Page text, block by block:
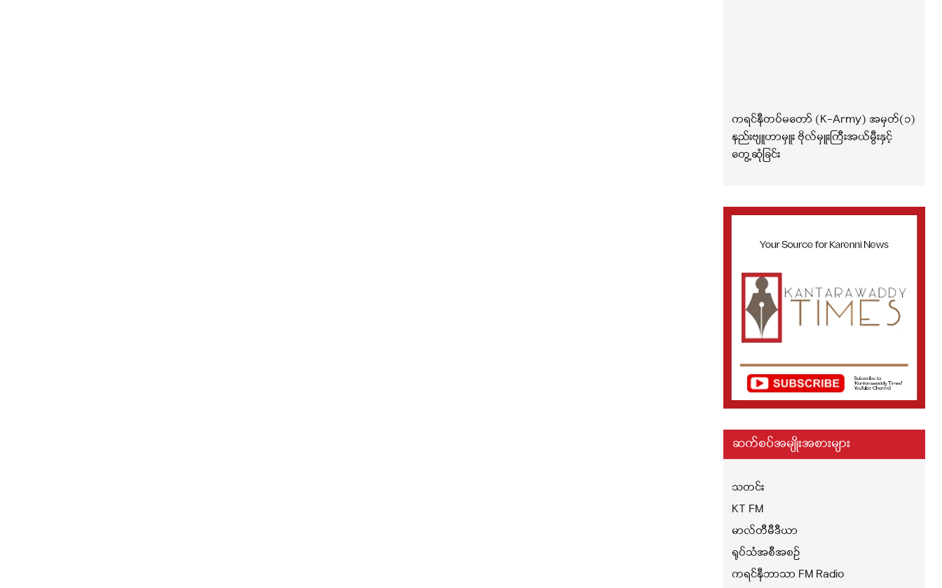
ကရင်နီတပ်မတော် (K-Army) အမှတ်(၁)
နည်းဗျူဟာမှူး ဗိုလ်မှူးကြီးအယ်မွီးနှင့်
တွေ့ဆုံခြင်း
ဆက်စပ်အမျိုးအစားများ
သတင်း
KT FM
မာလ်တီမီဒီယာ
ရုပ်သံအစီအစဉ်
ကရင်နီဘာသာ FM Radio